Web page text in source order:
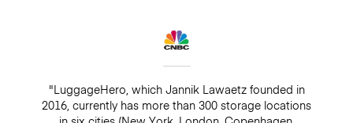
"LuggageHero, which Jannik Lawaetz founded in
2016, currently has more than 300 storage locations